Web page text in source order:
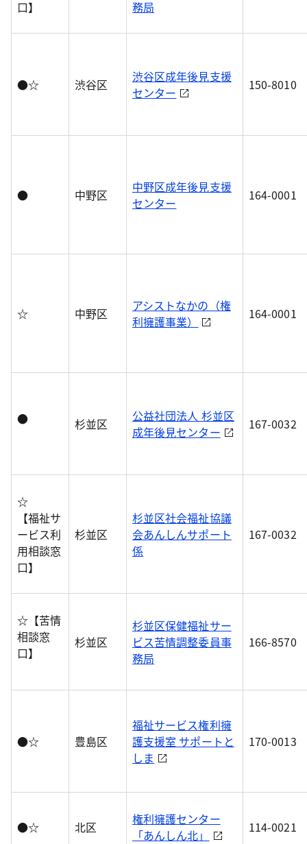
口】 務局
●☆ 渋谷区
渋谷区成年後見支援
センター
150-8010
● 中野区
中野区成年後見支援
センター
164-0001
☆ 中野区
アシストなかの（権
利擁護事業）
164-0001
● 杉並区
公益社団法人 杉並区
成年後見センター
167-0032
☆
【福祉サ
ービス利
用相談窓
口】
杉並区
杉並区社会福祉協議
会あんしんサポート
係
167-0032
☆【苦情
相談窓
口】
杉並区
杉並区保健福祉サー
ビス苦情調整委員事
務局
166-8570
●☆ 豊島区
福祉サービス権利擁
護支援室 サポートと
しま
170-0013
●☆ 北区
権利擁護センター
「あんしん北」
114-0021